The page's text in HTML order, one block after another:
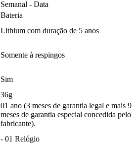
Semanal - Data
Bateria
Lithium com duração de 5 anos
Somente à respingos
Sim
36g
01 ano (3 meses de garantia legal e mais 9
meses de garantia especial concedida pelo
fabricante).
- 01 Relógio